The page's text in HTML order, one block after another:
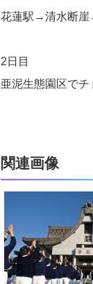
花蓮駅→清水断
2日目
亜泥生態園区で
関連画像